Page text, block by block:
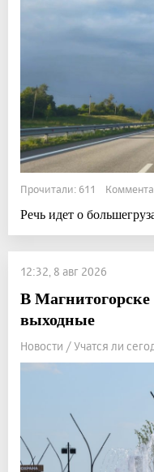
Прочитали: 611
Речь идет о
12:32, 8 авг 2026
В
выходные
Новости / Учатся ли